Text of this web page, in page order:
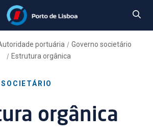
portuária /Governo societário
/ Estrutura orgânica
orgânica